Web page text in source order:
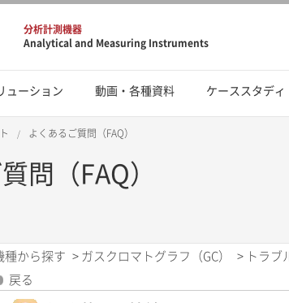
分析計測機器
Analytical and Measuring Instruments
ューション 動画・各種資料 ケーススタディ
よくあるご質問（FAQ）
問（FAQ）
種から探す > ガスクロマトグラフ（GC） > トラブ
戻る